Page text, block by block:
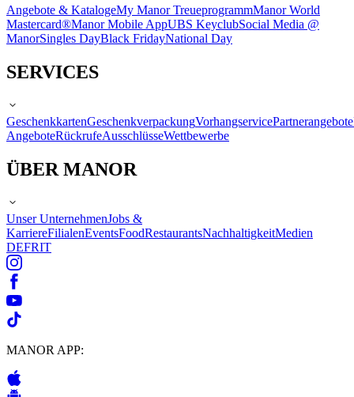
Angebote & KatalogeMy Manor TreueprogrammManor World
Mastercard®Manor Mobile AppUBS KeyclubSocial Media @
ManorSingles DayBlack FridayNational Day
SERVICES
GeschenkkartenGeschenkverpackungVorhangservicePartnerangebote
AngeboteRückrufeAusschlüsseWettbewerbe
ÜBER MANOR
Unser UnternehmenJobs &
KarriereFilialenEventsFoodRestaurantsNachhaltigkeitMedien
DEFRIT
MANOR APP: